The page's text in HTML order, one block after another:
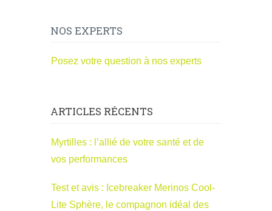
NOS EXPERTS
Posez votre question à nos experts
ARTICLES RÉCENTS
Myrtilles : l’allié de votre santé et de
vos performances
Test et avis : Icebreaker Merinos Cool-
Lite Sphère, le compagnon idéal des